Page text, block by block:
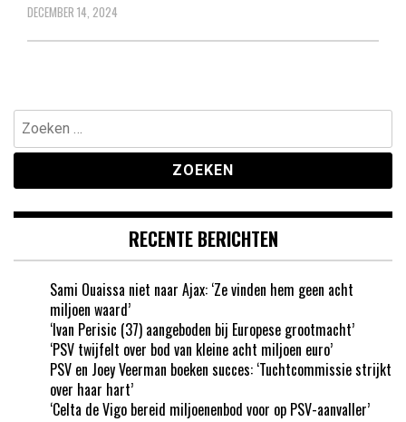
DECEMBER 14, 2024
Zoeken
naar:
RECENTE BERICHTEN
Sami Ouaissa niet naar Ajax: ‘Ze vinden hem geen acht
miljoen waard’
‘Ivan Perisic (37) aangeboden bij Europese grootmacht’
‘PSV twijfelt over bod van kleine acht miljoen euro’
PSV en Joey Veerman boeken succes: ‘Tuchtcommissie strijkt
over haar hart’
‘Celta de Vigo bereid miljoenenbod voor op PSV-aanvaller’